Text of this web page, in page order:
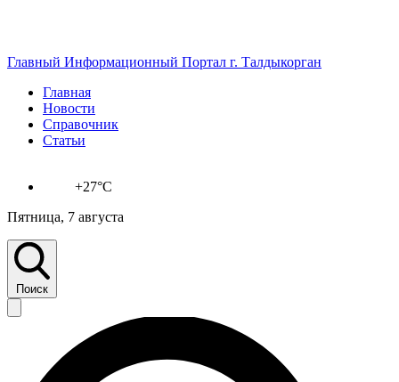
Главный Информационный Портал г. Талдыкорган
Главная
Новости
Справочник
Статьи
+27°C
Пятница, 7 августа
Поиск